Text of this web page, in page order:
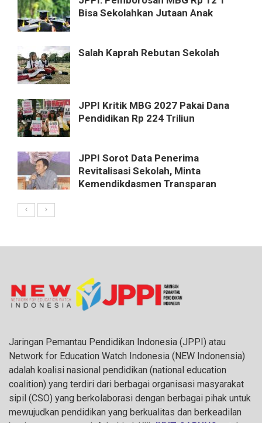
Bisa Sekolahkan Jutaan Anak
Salah Kaprah Rebutan Sekolah
JPPI Kritik MBG 2027 Pakai Dana
Pendidikan Rp 224 Triliun
JPPI Sorot Data Penerima
Revitalisasi Sekolah, Minta
Kemendikdasmen Transparan
Jaringan Pemantau Pendidikan Indonesia (JPPI) atau
Network for Education Watch Indonesia (NEW Indonensia)
adalah koalisi nasional pendidikan (national education
coalition) yang terdiri dari berbagai organisasi masyarakat
sipil (CSO) yang berkolaborasi dengan berbagai pihak untuk
mewujudkan pendidikan yang berkualitas dan berkeadilan